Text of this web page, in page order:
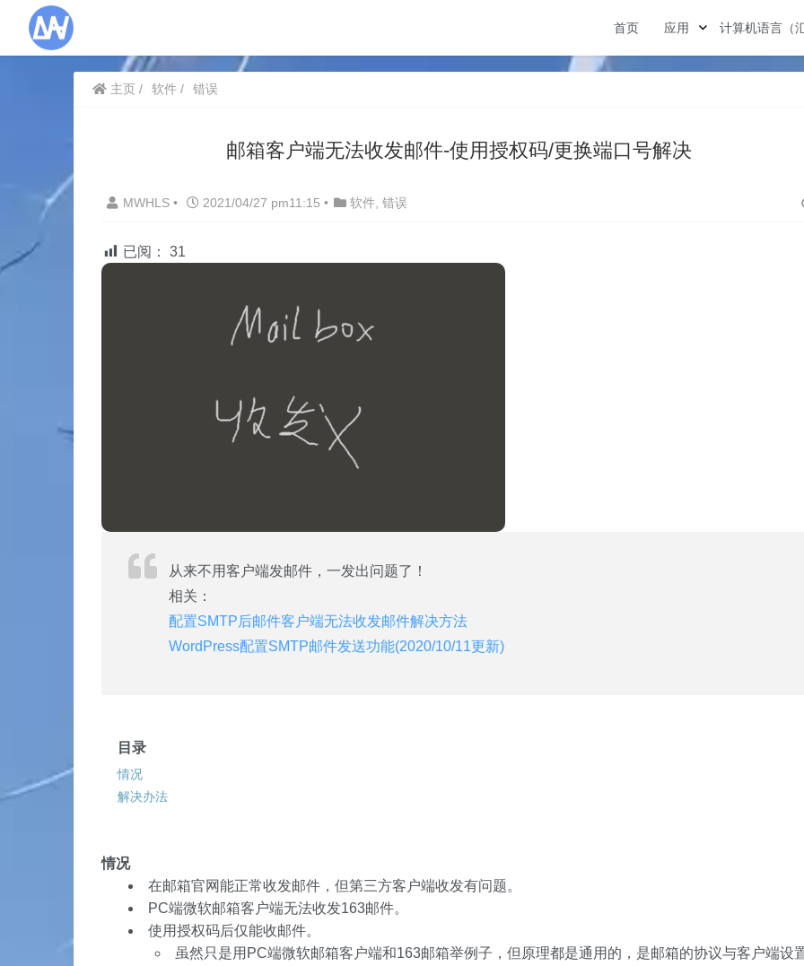
首页 应用 计算机语言（
主页 软件 错误
邮箱客户端无法收发邮件-使用授权码/更换端口号解决
MWHLS • 2021/04/27 pm11:15 • 软件 错误
已阅： 31
从来不用客户端发邮件，一发出问题了！
相关：
配置SMTP后邮件客户端无法收发邮件解决方法
WordPress配置SMTP邮件发送功能(2020/10/11更新)
目录
情况
解决办法
情况
在邮箱官网能正常收发邮件，但第三方客户端收发有问题。
PC端微软邮箱客户端无法收发163邮件。
使用授权码后仅能收邮件。
虽然只是用PC端微软邮箱客户端和163邮箱举例子，但原理都是通用的，是邮箱的协议与客户端设